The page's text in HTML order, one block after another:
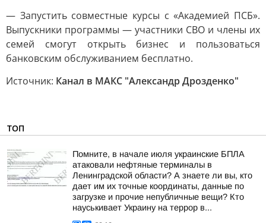
— Запустить совместные курсы с «Академией ПСБ».
Выпускники программы — участники СВО и члены их
семей смогут открыть бизнес и пользоваться
банковским обслуживанием бесплатно.
Источник: Канал в МАКС "Александр Дрозденко"
ТОП
Помните, в начале июля украинские БПЛА
атаковали нефтяные терминалы в
Ленинградской области? А знаете ли вы, кто
дает им их точные координаты, данные по
загрузке и прочие непубличные вещи? Кто
науськивает Украину на террор в...